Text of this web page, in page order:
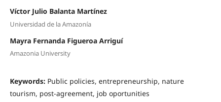
Víctor Julio Balanta Martínez
Universidad de la Amazonía
Mayra Fernanda Figueroa Arriguí
Amazonia University
Keywords: Public policies, entrepreneurship, nature
tourism, post-agreement, job oportunities